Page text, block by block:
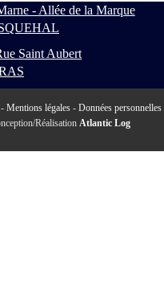
- Allée de la Marque
Saint Aubert
Mentions légales- Données personnelles
Réalisation Atlantic Log